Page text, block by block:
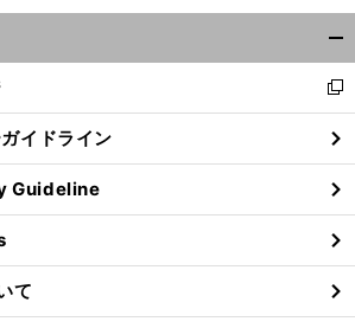
閉
る
新
し
い
ウ
ィ
ン
ド
ウ
で
開
イドライン
Guideline
て